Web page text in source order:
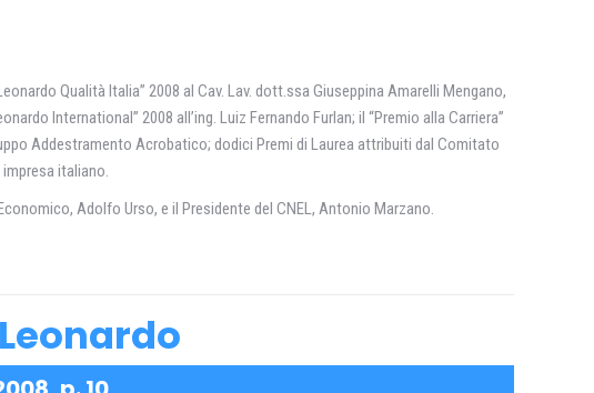
Qualità Italia” 2008 al Cav. Lav. dott.ssa Giuseppina Amarelli Mengano,
International” 2008 all’ing. Luiz Fernando Furlan; il “Premio alla Carriera”
Addestramento Acrobatico; dodici Premi di Laurea attribuiti dal Comitato
italiano.
Adolfo Urso, e il Presidente del CNEL, Antonio Marzano.